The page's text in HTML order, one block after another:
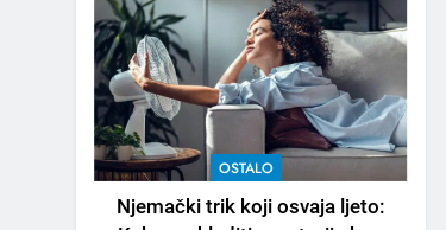
baštovani čuvaju godinama
OSTALO
Njemački trik koji osvaja ljeto: